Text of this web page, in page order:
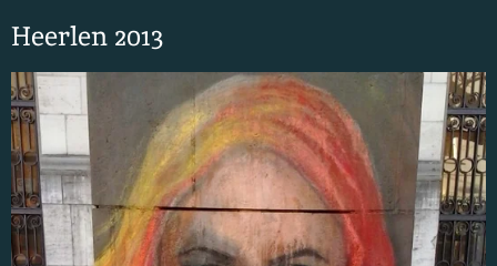
Heerlen 2013